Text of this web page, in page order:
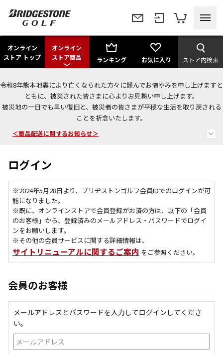
オンライン
ストア トップ
オンライン
ストア商品
ランキング お気に入り ストア内検索
令和8年熊本地震により亡くなられた方々に謹んでお悔やみを申し上げますと
ともに、被災された皆さまに心よりお見舞い申し上げます。
被災地の一日でも早い復旧と、被災者の皆さまが平穏な生活を取り戻される
ことを祈念いたします。
今なら新規会員登録で1,000円OFFクーポンプレゼント！
＜商品配送に関するお知らせ＞
＜夏季休暇中のご注文・発送・お問い合わせ＞
ログイン
※2024年5月28日より、ブリヂストンゴルフ会員IDでのログインが可
能になりました。
※既に、 オンラインストアで会員登録がお済の方は、以下の「会員
のお客様」から、登録済みのメールアドレス・パスワードでログイ
ンをお願いします。
※その他の会員サービスに関する詳細情報は、
サイトリニューアルに関するご案内 をご参照ください。
会員のお客様
メールアドレスとパスワードを入力してログインしてくださ
い。